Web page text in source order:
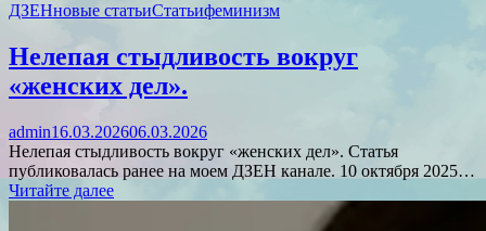
ДЗЕНновые статьиСтатьифеминизм
Нелепая стыдливость вокруг
«женских дел».
admin16.03.202606.03.2026
Нелепая стыдливость вокруг «женских дел». Статья
публиковалась ранее на моем ДЗЕН канале. 10 октября 2025…
Читайте далее